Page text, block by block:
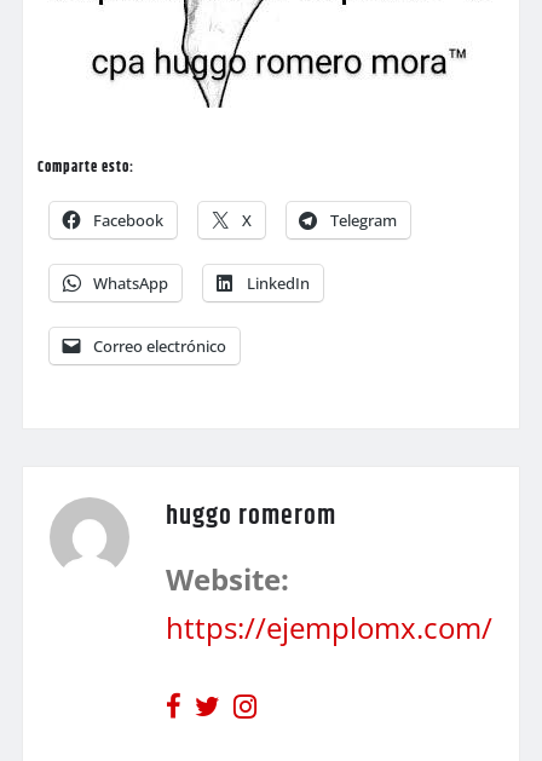
Comparte esto:
Facebook X Telegram
WhatsApp LinkedIn
Correo electrónico
huggo romerom
Website:
https://ejemplomx.com/